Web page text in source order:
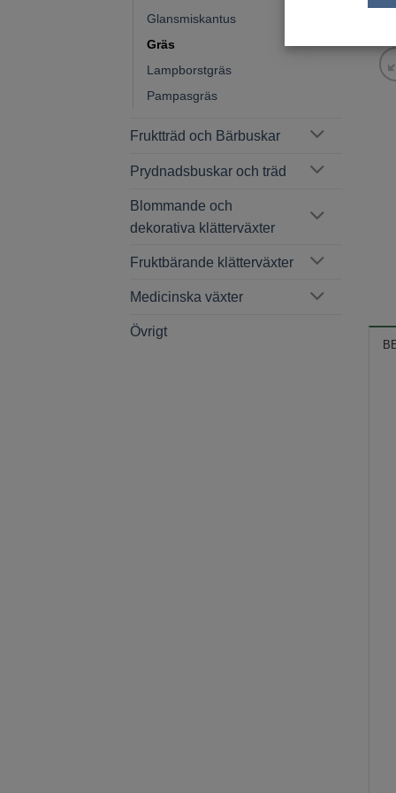
Glansmiskantus
Gräs
Lampborstgräs
Pampasgräs
Fruktträd och Bärbuskar
Prydnadsbuskar och träd
Blommande och
dekorativa klätterväxter
Fruktbärande klätterväxter
Medicinska växter
Övrigt